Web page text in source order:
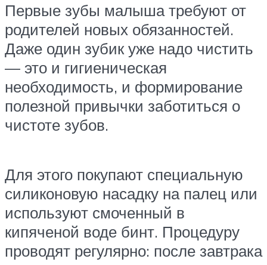
Первые зубы малыша требуют от
родителей новых обязанностей.
Даже один зубик уже надо чистить
— это и гигиеническая
необходимость, и формирование
полезной привычки заботиться о
чистоте зубов.
Для этого покупают специальную
силиконовую насадку на палец или
используют смоченный в
кипяченой воде бинт. Процедуру
проводят регулярно: после завтрака